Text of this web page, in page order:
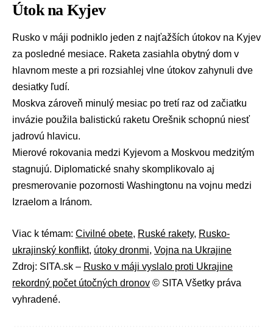
Útok na Kyjev
Rusko v máji podniklo jeden z najťažších útokov na Kyjev
za posledné mesiace. Raketa zasiahla obytný dom v
hlavnom meste a pri rozsiahlej vlne útokov zahynuli dve
desiatky ľudí.
Moskva zároveň minulý mesiac po tretí raz od začiatku
invázie použila balistickú raketu Orešnik schopnú niesť
jadrovú hlavicu.
Mierové rokovania medzi Kyjevom a Moskvou medzitým
stagnujú. Diplomatické snahy skomplikovalo aj
presmerovanie pozornosti Washingtonu na vojnu medzi
Izraelom a Iránom.
Viac k témam: Civilné obete, Ruské rakety, Rusko-
ukrajinský konflikt, útoky dronmi, Vojna na Ukrajine
Zdroj: SITA.sk – Rusko v máji vyslalo proti Ukrajine
rekordný počet útočných dronov © SITA Všetky práva
vyhradené.